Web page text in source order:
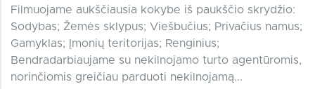
Filmuojame aukščiausia kokybe iš paukščio skrydžio:
Sodybas; Žemės sklypus; Viešbučius; Privačius namus;
Gamyklas; Įmonių teritorijas; Renginius;
Bendradarbiaujame su nekilnojamo turto agentūromis,
norinčiomis greičiau parduoti nekilnojamą...